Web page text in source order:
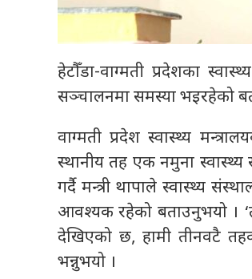
हेटौँडा-वाग्मती प्रदेशका
सञ्चालनमा समस्या भइरहेको
वाग्मती प्रदेश स्वास्थ्य
स्थानीय तह एक नमुना स्वास्थ्य
गर्दै मन्त्री थापाले स्वास्थ्य
आवश्यक रहेको बताउनुभयो ।
देखिएको छ, हामी तीनवटै
भन्नुभयो ।